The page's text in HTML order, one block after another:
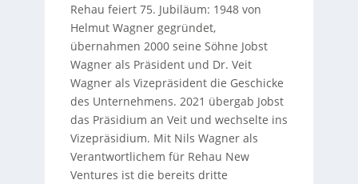
Rehau feiert 75. Jubiläum: 1948 von
Helmut Wagner gegründet,
übernahmen 2000 seine Söhne Jobst
Wagner als Präsident und Dr. Veit
Wagner als Vizepräsident die Geschicke
des Unternehmens. 2021 übergab Jobst
das Präsidium an Veit und wechselte ins
Vizepräsidium. Mit Nils Wagner als
Verantwortlichem für Rehau New
Ventures ist die bereits dritte